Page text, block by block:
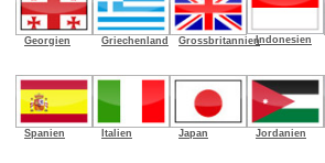
Georgien Griechenland GrossbritannienIndonesien
Spanien Italien Japan Jordanien